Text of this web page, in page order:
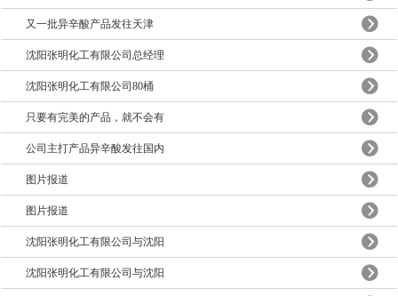
又一批异辛酸产品发往天津
沈阳张明化工有限公司总经理
沈阳张明化工有限公司80桶
只要有完美的产品，就不会有
公司主打产品异辛酸发往国内
图片报道
图片报道
沈阳张明化工有限公司与沈阳
沈阳张明化工有限公司与沈阳